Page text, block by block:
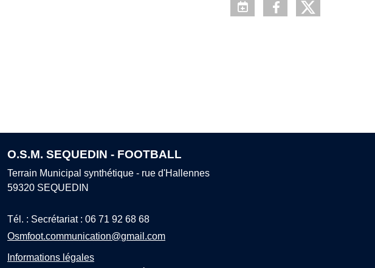
O.S.M. SEQUEDIN - FOOTBALL
Terrain Municipal synthétique - rue d'Hallennes
59320 SEQUEDIN
Tél. : Secrétariat : 06 71 92 68 68
Osmfoot.communication@gmail.com
Informations légales